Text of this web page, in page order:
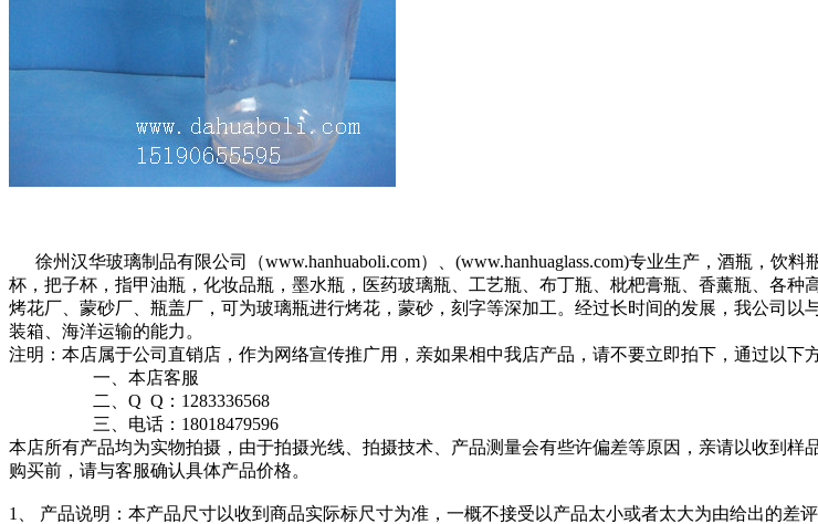
徐州汉华玻璃制品有限公司（www.hanhuaboli.com）、(www.hanhuaglass.com)专业生产，酒瓶，饮
杯，把子杯，指甲油瓶，化妆品瓶，墨水瓶，医药玻璃瓶、工艺瓶、布丁瓶、枇杷膏瓶、香薰瓶、各种
烤花厂、蒙砂厂、瓶盖厂，可为玻璃瓶进行烤花，蒙砂，刻字等深加工。经过长时间的发展，我公司
装箱、海洋运输的能力。
注明：本店属于公司直销店，作为网络宣传推广用，亲如果相中我店产品，请不要立即拍下，通过以下
一、本店客服
二、Q Q：1283336568
三、电话：18018479596
本店所有产品均为实物拍摄，由于拍摄光线、拍摄技术、产品测量会有些许偏差等原因，亲请以收到样
购买前，请与客服确认具体产品价格。
1、 产品说明：本产品尺寸以收到商品实际标尺寸为准，一概不接受以产品太小或者太大为由给出的差评